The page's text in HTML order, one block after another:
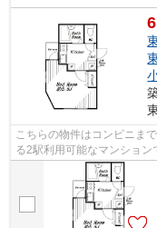
こちらの物件はコンビニま
る2駅利用可能なマンション
で駅にアクセスできる物件